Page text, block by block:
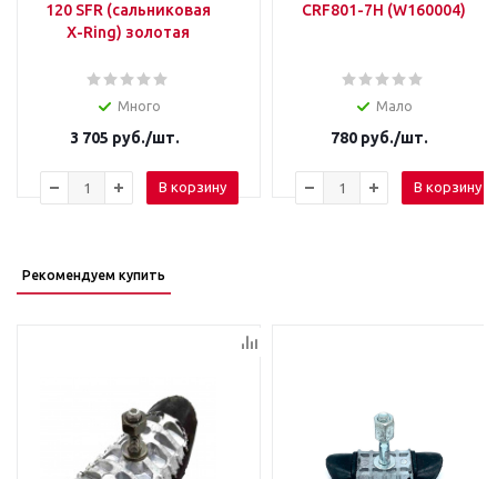
120 SFR (сальниковая
X-Ring) золотая
Много
3 705 руб./шт.
В корзину
CRF801-7H (W160004)
Мало
780 руб./шт.
В корзину
Рекомендуем купить